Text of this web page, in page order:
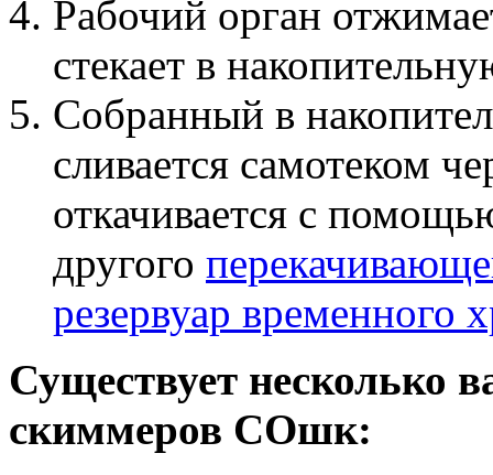
Рабочий орган
стекает в
Собранный в
сливается самотеком
откачивается с
другого
резервуар временного
Существует несколько
скиммеров СОшк: